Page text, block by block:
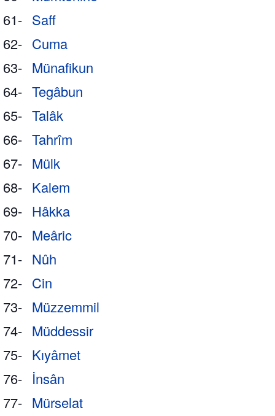
61- Saff
62- Cuma
63- Münafikun
64- Tegâbun
65- Talâk
66- Tahrîm
67- Mülk
68- Kalem
69- Hâkka
70- Meâric
71- Nûh
72- Cin
73- Müzzemmil
74- Müddessir
75- Kıyâmet
76- İnsân
77- Mürselat